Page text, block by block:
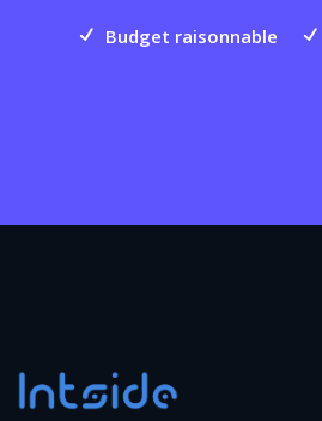
Budget raisonnable